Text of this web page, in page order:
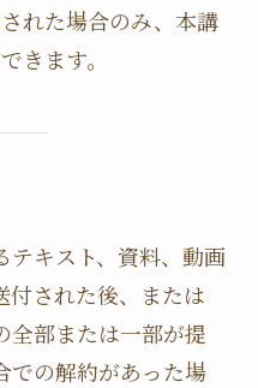
れた場合のみ、本講
きます。
テキスト、資料、動画
付された後、または
全部または一部が提
での解約があった場